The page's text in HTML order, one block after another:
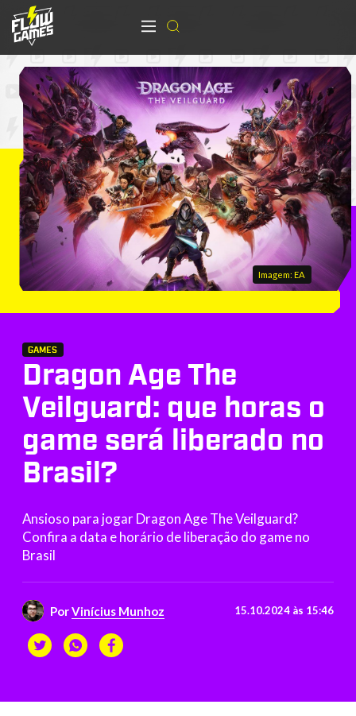
Imagem: EA
GAMES
Dragon Age The
Veilguard: que horas o
game será liberado no
Brasil?
Ansioso para jogar Dragon Age The Veilguard?
Confira a data e horário de liberação do game no
Brasil
PorVinícius Munhoz 15.10.2024 às 15:46